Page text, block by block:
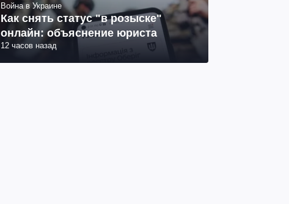
Война в Украине
Как снять статус "в розыске"
онлайн: объяснение юриста
12 часов назад